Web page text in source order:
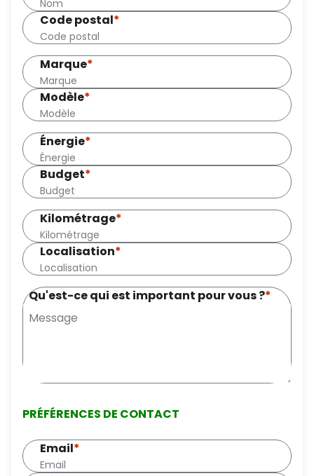
Code postal*
Marque*
Modèle*
Énergie*
Budget*
Kilométrage*
Localisation*
Qu'est-ce qui est important pour vous ?*
PRÉFÉRENCES DE CONTACT
Email*